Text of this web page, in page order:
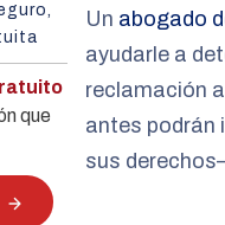
que
Un abogado
ayudarle a
reclamación
antes podrán
sus